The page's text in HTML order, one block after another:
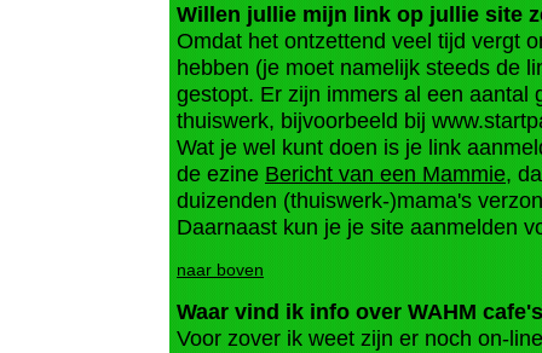
Willen jullie mijn link op jullie site
Omdat het ontzettend veel tijd vergt
hebben (je moet namelijk steeds de
gestopt. Er zijn immers al een aantal
thuiswerk, bijvoorbeeld bij
Wat je wel kunt doen is je link
de ezine Bericht van een Mammie,
duizenden (thuiswerk-)mama's
Daarnaast kun je je site aanmelden
naar boven
Waar vind ik info over WAHM
Voor zover ik weet zijn er noch on-